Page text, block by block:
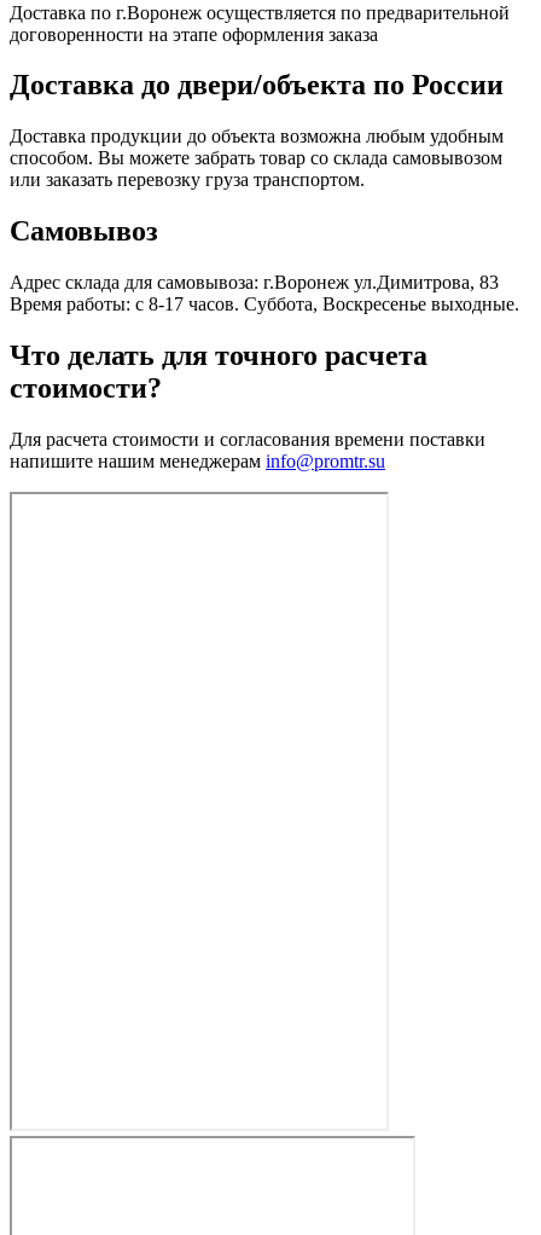
Доставка по г.Воронеж осуществляется по предварительной
договоренности на этапе оформления заказа
Доставка до двери/объекта по России
Доставка продукции до объекта возможна любым удобным
способом. Вы можете забрать товар со склада самовывозом
или заказать перевозку груза транспортом.
Самовывоз
Адрес склада для самовывоза: г.Воронеж ул.Димитрова, 83
Время работы: с 8-17 часов. Суббота, Воскресенье выходные.
Что делать для точного расчета
стоимости?
Для расчета стоимости и согласования времени поставки
напишите нашим менеджерам info@promtr.su